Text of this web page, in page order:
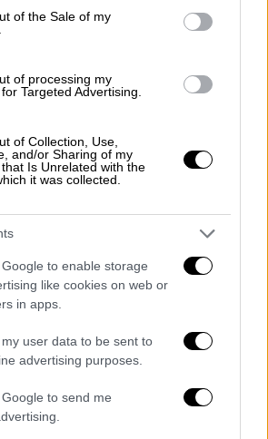
of the Sale of my
of processing my
Targeted Advertising.
of Collection, Use,
and/or Sharing of my
Is Unrelated with the
it was collected.
to enable storage
like cookies on web or
in apps.
user data to be sent to
advertising purposes.
to send me
07:53
σοβαρά
motocross για παιδιά –
με κρανιοεγκεφαλικές
τραυματίστηκε